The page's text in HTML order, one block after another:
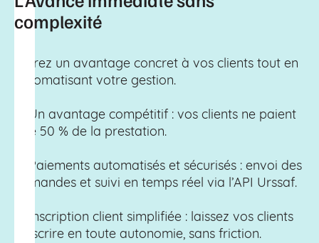
complexité
Offrez un avantage concret à vos clients tout en
automatisant votre gestion.
Un avantage compétitif : vos clients ne paient
que 50 % de la prestation.
Paiements automatisés et sécurisés : envoi des
demandes et suivi en temps réel via l’API Urssaf.
Inscription client simplifiée : laissez vos clients
s’inscrire en toute autonomie, sans friction.